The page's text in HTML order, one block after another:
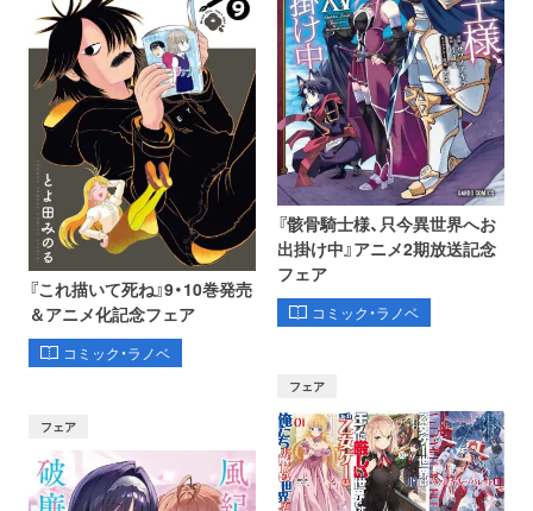
『これ描いて死ね』9・10巻発売
＆アニメ化記念フェア
コミック・ラノベ
『骸骨騎士様、只今異世界へお
出掛け中』アニメ2期放送記念
フェア
コミック・ラノベ
フェア
フェア